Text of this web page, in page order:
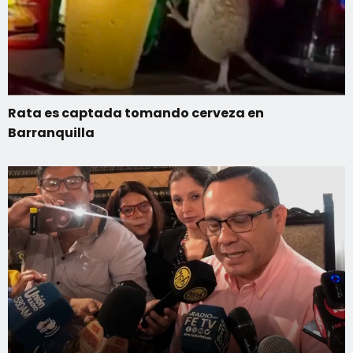
Rata es captada tomando cerveza en
Barranquilla